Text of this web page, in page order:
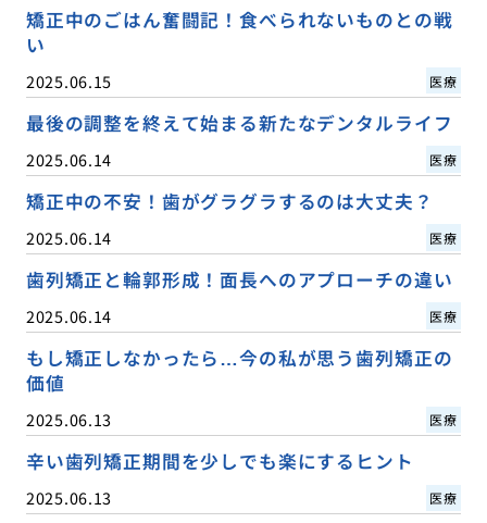
矯正中のごはん奮闘記！食べられないものとの戦
い
2025.06.15 医療
最後の調整を終えて始まる新たなデンタルライフ
2025.06.14 医療
矯正中の不安！歯がグラグラするのは大丈夫？
2025.06.14 医療
歯列矯正と輪郭形成！面長へのアプローチの違い
2025.06.14 医療
もし矯正しなかったら…今の私が思う歯列矯正の
価値
2025.06.13 医療
辛い歯列矯正期間を少しでも楽にするヒント
2025.06.13 医療